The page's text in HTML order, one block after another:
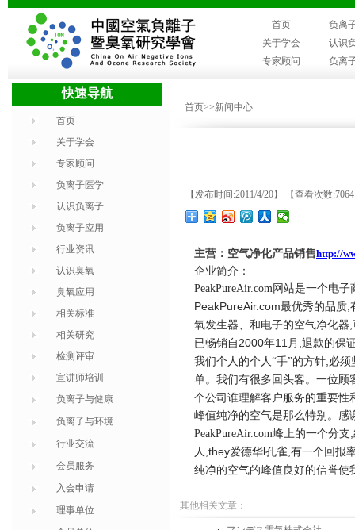
首页
负离
关于学会
认识
专家顾问
负离
快速导航
首页
关于学会
专家顾问
负离子医学
认识负离子
负离子应用
行业资讯
认识臭氧
臭氧应用
相关标准
相关研究
检测评审
宣讲师培训
负离子与健康
负离子与环境
行业交流
会员服务
入会申请
理事单位
首页>>新闻中心
【发布时间:2011/4/20】 【查看次数
+
主营：空气净化产品销售http://
企业简介：
PeakPureAir.com网站是一个电
PeakPureAir.com最优秀的品质
氧发生器、和电子的空气净化器
已畅销自 2000年11 月 退款的保
我们个人的个人“手”的方针 必须
单。我们有很多回头客。一位顾
个公司谁理解客户服务的重要性
峰值纯净的空气是那么特别。感
PeakPureAir.com峰上的一个分支
人 ,they爱德华l孔雀 有一个回报
纯净的空气的峰值良好的信誉使
其他相关文章：